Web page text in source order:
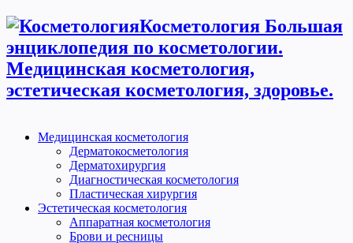
Косметология Большая
энциклопедия по косметологии.
Медицинская косметология,
эстетическая косметология, здоровье.
Медицинская косметология
Дерматокосметология
Дерматохирургия
Диагностическая косметология
Пластическая хирургия
Эстетическая косметология
Аппаратная косметология
Брови и ресницы